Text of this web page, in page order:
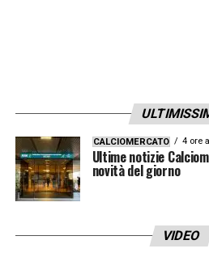
CALCIOMERCATO 4 ore
Ultime notizie
novità del giorno
VIDEO